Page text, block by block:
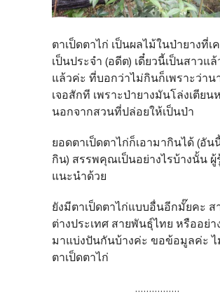
ตาเป็ดตาไก่ เป็นผลไม้ในป่ายางที่เ
เป็นประจำ (อดีต) เดี๋ยวนี้เป็นสาวแ
แล้วค่ะ ที่บอกว่าไม่กินก็เพราะว่าน
เจอสักที เพราะป่ายางมันโล่งเตียน
นอกจากสวนที่ปล่อยให้เป็นป่า
ยอดตาเป็ดตาไก่ก็เอามากินได้ (อัน
กิน) สรรพคุณเป็นอย่างไรบ้างนั้น ผู้
แนะนำด้วย
ยังมีตาเป็ดตาไก่แบบอื่นอีกมั๊ยคะ ส
ต่างประเทศ สายพันธุ์ไทย หรืออย่า
มาแบ่งปันกันบ้างค่ะ ขอข้อมูลค่ะ
ตาเป็ดตาไก่
................